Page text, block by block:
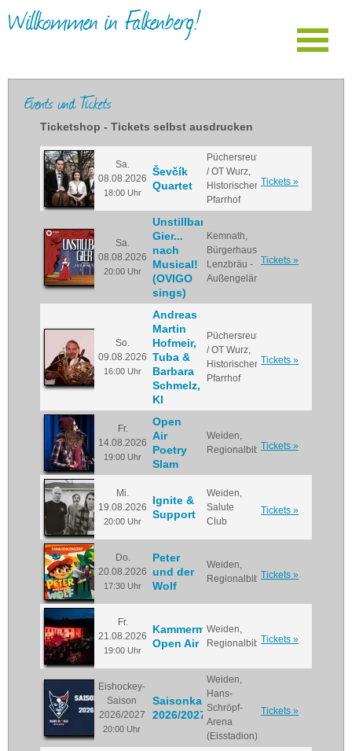
Willkommen in Falkenberg!
Events und Tickets
Ticketshop - Tickets selbst ausdrucken
Sa.
08.08.2026
18:00 Uhr
Ševčík
Quartet
Püchersreuth
/ OT Wurz,
Historischer
Pfarrhof
Tickets »
Sa.
08.08.2026
20:00 Uhr
Unstillbare
Gier...
nach
Musical!
(OVIGO
sings)
Kemnath,
Bürgerhaus
Lenzbräu -
Außengelände
Tickets »
So.
09.08.2026
16:00 Uhr
Andreas
Martin
Hofmeir,
Tuba &
Barbara
Schmelz,
Kl
Püchersreuth
/ OT Wurz,
Historischer
Pfarrhof
Tickets »
Fr.
14.08.2026
19:00 Uhr
Open
Air
Poetry
Slam
Weiden,
Regionalbibliothek
Tickets »
Mi.
19.08.2026
20:00 Uhr
Ignite &
Support
Weiden,
Salute
Club
Tickets »
Do.
20.08.2026
17:30 Uhr
Peter
und der
Wolf
Weiden,
Regionalbibliothek
Tickets »
Fr.
21.08.2026
19:00 Uhr
Kammermusik
Open Air
Weiden,
Regionalbibliothek
Tickets »
Eishockey-
Saison
2026/2027
20:00 Uhr
Saisonkarten
2026/2027
Weiden,
Hans-
Schröpf-
Arena
(Eisstadion)
Tickets »